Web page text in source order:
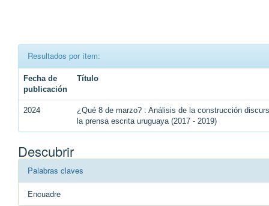
Resultados por ítem:
Fecha de
publicación
Título
2024
¿Qué 8 de marzo? : Análisis de la construcción
la prensa escrita uruguaya (2017 - 2019)
Descubrir
Palabras claves
Encuadre